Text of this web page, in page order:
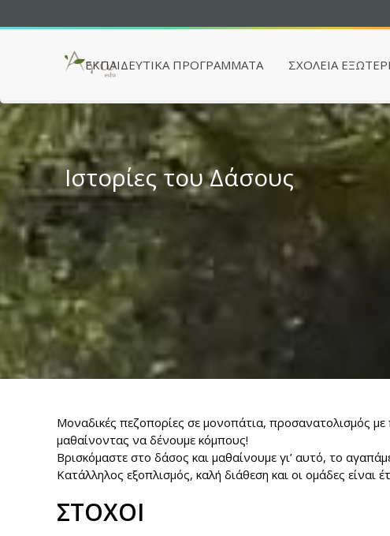
ΕΚΠΑΙΔΕΥΤΙΚΆ ΠΡΟΓΡΆΜΜΑΤΑ ΣΧΟΛΕΙΑ
Ιστορίες του Δάσους
Μοναδικές πεζοπορίες σε μονοπάτια, προσανατολισμός
μαθαίνοντας να δένουμε κόμπους!
Βρισκόμαστε στο δάσος και μαθαίνουμε γι’ αυτό, το
Κατάλληλος εξοπλισμός, καλή διάθεση και οι ομάδες είναι
ΣΤΟΧΟΙ